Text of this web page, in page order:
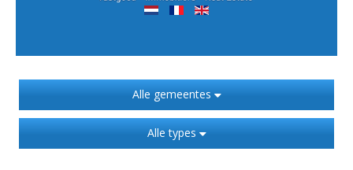
Alle gemeentes
Alle types